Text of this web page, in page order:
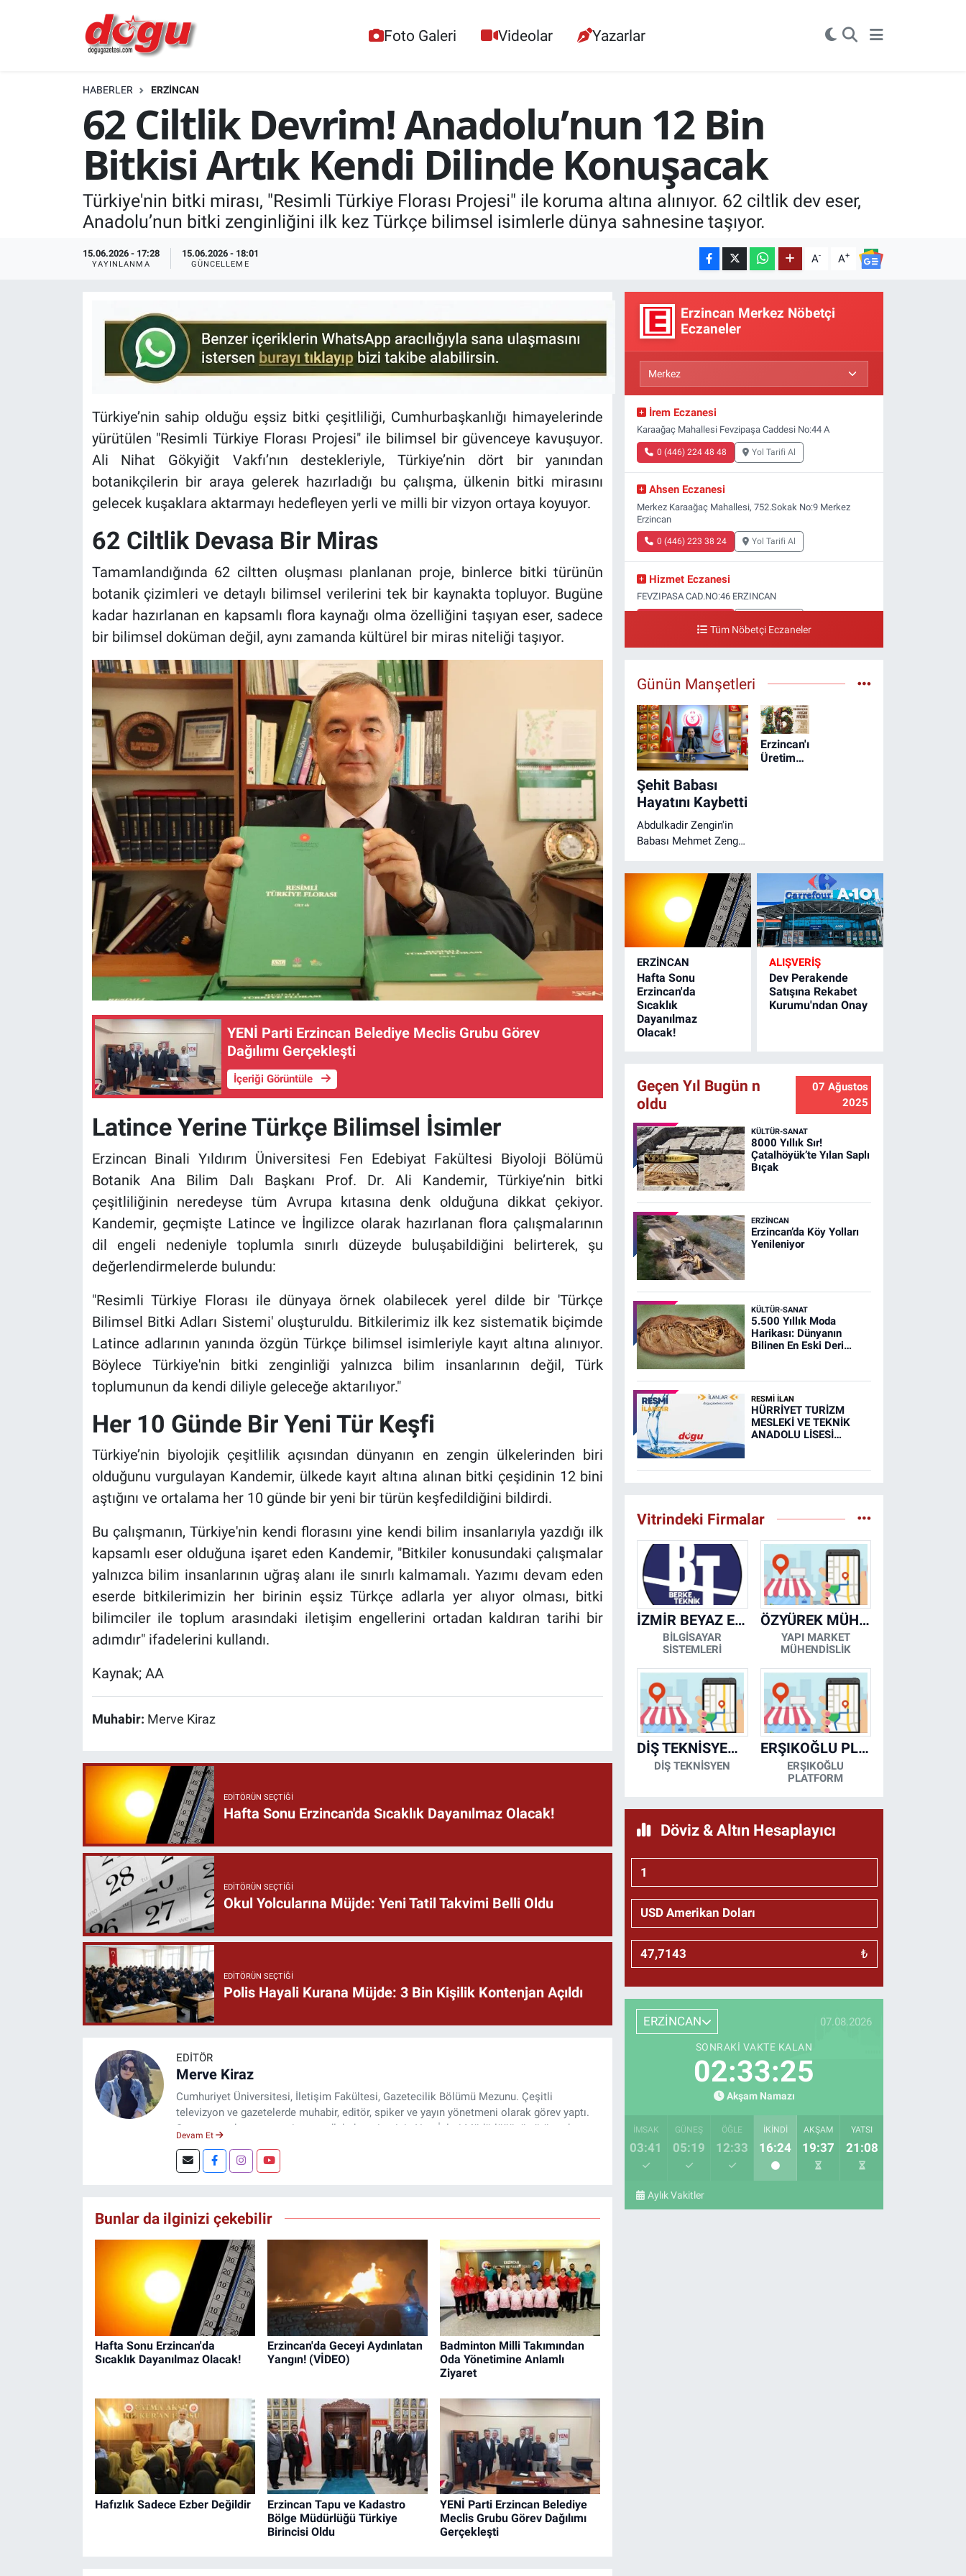
Foto Galeri Videolar Yazarlar
HABERLER ERZINCAN
62 Ciltlik Devrim! Anadolu’nun 12 Bin
Bitkisi Artık Kendi Dilinde Konuşacak
Türkiye'nin bitki mirası, "Resimli Türkiye Florası Projesi" ile koruma altına alınıyor. 62 ciltlik dev eser,
Anadolu’nun bitki zenginliğini ilk kez Türkçe bilimsel isimlerle dünya sahnesine taşıyor.
15.06.2026 - 17:28
YAYINLANMA
15.06.2026 - 18:01
GÜNCELLEME A- A+
Türkiye’nin sahip olduğu eşsiz bitki çeşitliliği, Cumhurbaşkanlığı himayelerinde
yürütülen "Resimli Türkiye Florası Projesi" ile bilimsel bir güvenceye kavuşuyor.
Ali Nihat Gökyiğit Vakfı’nın destekleriyle, Türkiye’nin dört bir yanından
botanikçilerin bir araya gelerek hazırladığı bu çalışma, ülkenin bitki mirasını
gelecek kuşaklara aktarmayı hedefleyen yerli ve milli bir vizyon ortaya koyuyor.
62 Ciltlik Devasa Bir Miras
Tamamlandığında 62 ciltten oluşması planlanan proje, binlerce bitki türünün
botanik çizimleri ve detaylı bilimsel verilerini tek bir kaynakta topluyor. Bugüne
kadar hazırlanan en kapsamlı flora kaynağı olma özelliğini taşıyan eser, sadece
bir bilimsel doküman değil, aynı zamanda kültürel bir miras niteliği taşıyor.
YENİ Parti Erzincan Belediye Meclis Grubu Görev
Dağılımı Gerçekleşti
İçeriği Görüntüle
Latince Yerine Türkçe Bilimsel İsimler
Erzincan Binali Yıldırım Üniversitesi Fen Edebiyat Fakültesi Biyoloji Bölümü
Botanik Ana Bilim Dalı Başkanı Prof. Dr. Ali Kandemir, Türkiye’nin bitki
çeşitliliğinin neredeyse tüm Avrupa kıtasına denk olduğuna dikkat çekiyor.
Kandemir, geçmişte Latince ve İngilizce olarak hazırlanan flora çalışmalarının
dil engeli nedeniyle toplumla sınırlı düzeyde buluşabildiğini belirterek, şu
değerlendirmelerde bulundu:
"Resimli Türkiye Florası ile dünyaya örnek olabilecek yerel dilde bir 'Türkçe
Bilimsel Bitki Adları Sistemi' oluşturuldu. Bitkilerimiz ilk kez sistematik biçimde
Latince adlarının yanında özgün Türkçe bilimsel isimleriyle kayıt altına alınıyor.
Böylece Türkiye'nin bitki zenginliği yalnızca bilim insanlarının değil, Türk
toplumunun da kendi diliyle geleceğe aktarılıyor."
Her 10 Günde Bir Yeni Tür Keşfi
Türkiye’nin biyolojik çeşitlilik açısından dünyanın en zengin ülkelerinden biri
olduğunu vurgulayan Kandemir, ülkede kayıt altına alınan bitki çeşidinin 12 bini
aştığını ve ortalama her 10 günde bir yeni bir türün keşfedildiğini bildirdi.
Bu çalışmanın, Türkiye'nin kendi florasını yine kendi bilim insanlarıyla yazdığı ilk
kapsamlı eser olduğuna işaret eden Kandemir, "Bitkiler konusundaki çalışmalar
yalnızca bilim insanlarının uğraş alanı ile sınırlı kalmamalı. Yazımı devam eden
eserde bitkilerimizin her birinin eşsiz Türkçe adlarla yer alıyor olması, bitki
bilimciler ile toplum arasındaki iletişim engellerini ortadan kaldıran tarihi bir
adımdır" ifadelerini kullandı.
Kaynak; AA
Muhabir: Merve Kiraz
EDITÖRÜN SEÇTIĞI
Hafta Sonu Erzincan'da Sıcaklık Dayanılmaz Olacak!
EDITÖRÜN SEÇTIĞI
Okul Yolcularına Müjde: Yeni Tatil Takvimi Belli Oldu
EDITÖRÜN SEÇTIĞI
Polis Hayali Kurana Müjde: 3 Bin Kişilik Kontenjan Açıldı
EDITÖR
Merve Kiraz
Cumhuriyet Üniversitesi, İletişim Fakültesi, Gazetecilik Bölümü Mezunu. Çeşitli
televizyon ve gazetelerde muhabir, editör, spiker ve yayın yönetmeni olarak görev yaptı.
Şuan, www.dogugazetesi.com adlı haber sitesinin Yazı İşleri Müdürlüğünü yürütmekte.
Devam Et
Bunlar da ilginizi çekebilir
Hafta Sonu Erzincan'da
Sıcaklık Dayanılmaz Olacak!
Erzincan'da Geceyi Aydınlatan
Yangın! (VİDEO)
Badminton Milli Takımından
Oda Yönetimine Anlamlı
Ziyaret
Hafızlık Sadece Ezber Değildir
Erzincan Tapu ve Kadastro
Bölge Müdürlüğü Türkiye
Birincisi Oldu
YENİ Parti Erzincan Belediye
Meclis Grubu Görev Dağılımı
Gerçekleşti
Erzincan Merkez Nöbetçi
Eczaneler
İrem Eczanesi
Karaağaç Mahallesi Fevzipaşa Caddesi No:44 A
0 (446) 224 48 48 Yol Tarifi Al
Ahsen Eczanesi
Merkez Karaağaç Mahallesi, 752.Sokak No:9 Merkez
Erzincan
0 (446) 223 38 24 Yol Tarifi Al
Hizmet Eczanesi
FEVZIPASA CAD.NO:46 ERZINCAN
Tüm Nöbetçi Eczaneler
Günün Manşetleri
Şehit Babası
Hayatını Kaybetti
Abdulkadir Zengin'in
Babası Mehmet Zengin
Erzincan'ın
Üretim
ERZINCAN
Hafta Sonu
Erzincan'da
Sıcaklık
Dayanılmaz
Olacak!
ALIŞVERİŞ
Dev Perakende
Satışına Rekabet
Kurumu'ndan Onay
Geçen Yıl Bugün n
oldu
07 Ağustos
2025
KÜLTÜR-SANAT
8000 Yıllık Sır!
Çatalhöyük’te Yılan Saplı
Bıçak
ERZINCAN
Erzincan’da Köy Yolları
Yenileniyor
KÜLTÜR-SANAT
5.500 Yıllık Moda
Harikası: Dünyanın
Bilinen En Eski Deri
RESMİ İLAN
HÜRRİYET TURİZM
MESLEKİ VE TEKNİK
ANADOLU LİSESİ
YEMEKHANELERİNİN
Vitrindeki Firmalar
İZMİR BEYAZ EŞYA KLİMA KOMBİ SERVİSİ
BİLGİSAYAR
SİSTEMLERİ
ÖZYÜREK MÜHENDİSLİK
YAPI MARKET
MÜHENDİSLİK
DİŞ TEKNİSYENİ- MESUT KORKMAZ
DİŞ TEKNİSYEN
ERŞIKOĞLU PLATFORM
ERŞIKOĞLU
PLATFORM
Döviz & Altın Hesaplayıcı
₺
ERZİNCAN 07.08.2026
SONRAKI VAKTE KALAN
02:33:24
Akşam Namazı
İMSAK
03:41
GÜNEŞ
05:19
ÖĞLE
12:33
İKINDI
16:24
AKŞAM
19:37
YATSI
21:08
Aylık Vakitler
ERZINCAN
GÜNDEM
ERZİNCAN FOTOĞRAFLARI
KÜLTÜR-SANAT
RESMİ İLAN